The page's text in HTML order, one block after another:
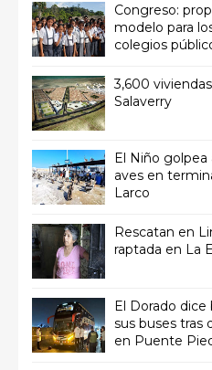
Congreso:
modelo para
colegios
3,600
Salaverry
El Niño golpea
aves en
Larco
Rescatan en
raptada en La
El Dorado
sus buses tras
en Puente